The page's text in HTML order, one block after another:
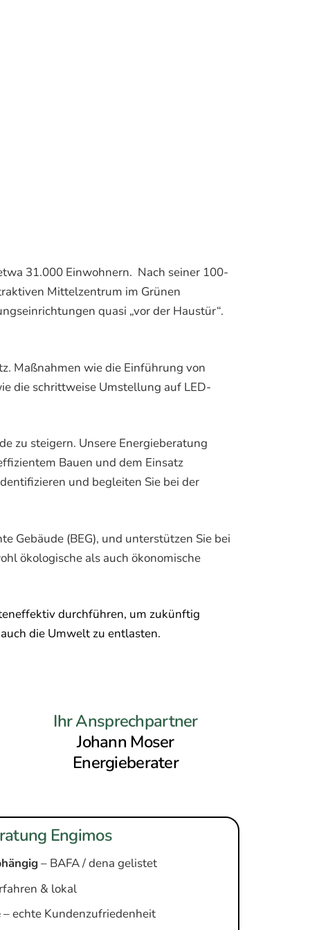
31.000 Einwohnern. Nach seiner 100-
Mittelzentrum im Grünen
quasi „vor der Haustür“.
Maßnahmen wie die Einführung von
die schrittweise Umstellung auf LED-
zu steigern. Unsere Energieberatung
Bauen und dem Einsatz
und begleiten Sie bei der
Gebäude (BEG), und unterstützen Sie bei
ökologische als auch ökonomische
durchführen, um zukünftig
die Umwelt zu entlasten.
Ihr Ansprechpartner
Johann Moser
Energieberater
Engimos
– BAFA / dena gelistet
& lokal
– echte Kundenzufriedenheit